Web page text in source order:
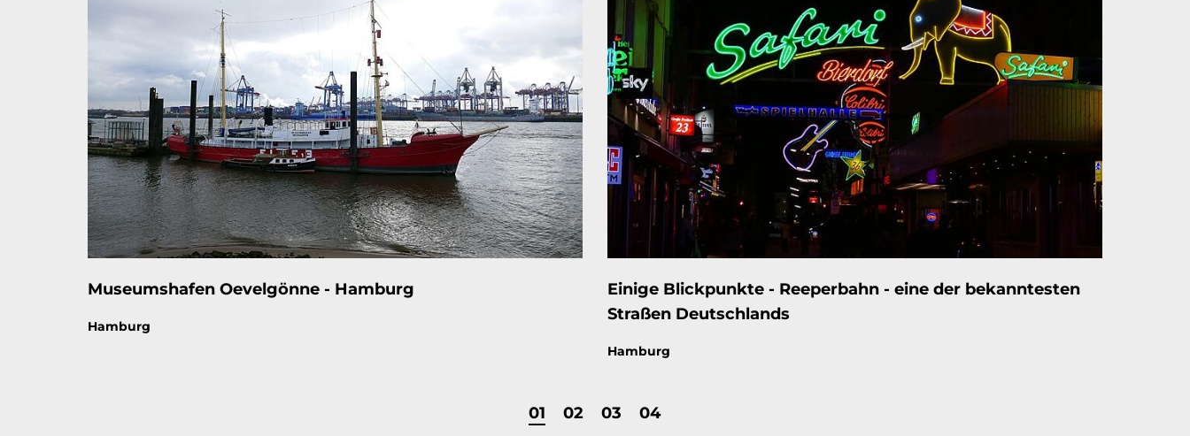
Museumshafen Oevelgönne - Hamburg
Thema:
Hamburg
Einige Blickpunkte - Reeperbahn - eine der bekanntesten
Straßen Deutschlands
Thema:
Hamburg
Aktive
Seite
01 Seite
02 Seite
03 Seite
04